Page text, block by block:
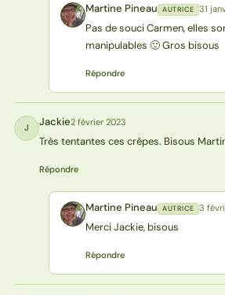
MP Martine Pineau AUTRICE 31
Pas de souci Carmen, elles
manipulables 🙂 Gros bisous
Répondre
J Jackie2 février 2023
Très tentantes ces crêpes. Bisous
Répondre
MP Martine Pineau AUTRICE 3
Merci Jackie, bisous
Répondre